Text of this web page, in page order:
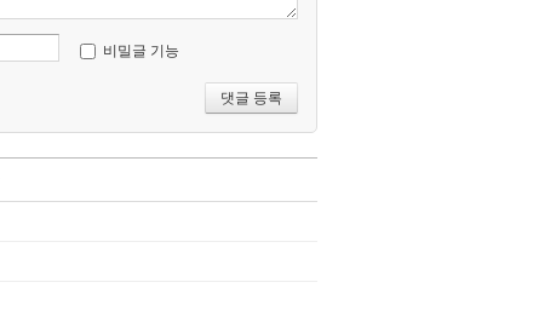
비밀글 기능